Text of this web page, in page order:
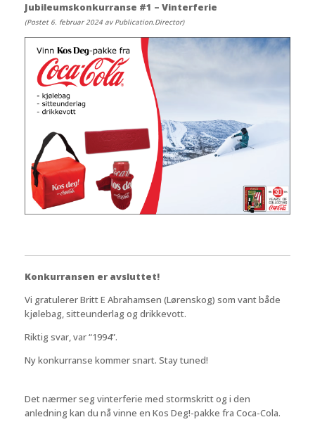
Jubileumskonkurranse #1 – Vinterferie
(Postet 6. februar 2024 av Publication.Director)
Konkurransen er avsluttet!
Vi gratulerer Britt E Abrahamsen (Lørenskog) som vant både
kjølebag, sitteunderlag og drikkevott.
Riktig svar, var “1994”.
Ny konkurranse kommer snart. Stay tuned!
Det nærmer seg vinterferie med stormskritt og i den
anledning kan du nå vinne en Kos Deg!-pakke fra Coca-Cola.